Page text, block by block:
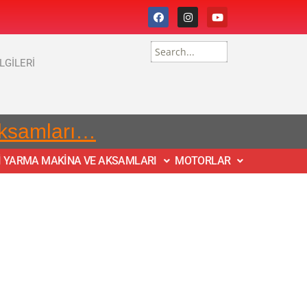
YARMA MAKİNA VE AKSAMLARI MOTORLAR